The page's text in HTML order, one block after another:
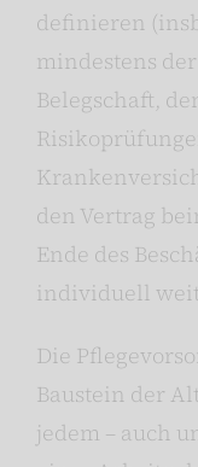
definieren
mindestens
Belegschaft,
den Vertrag
Ende des
individuell
Die
Baustein der
jedem – auch